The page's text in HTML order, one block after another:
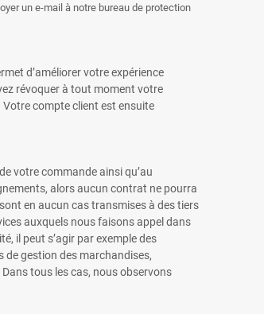
un e-mail à notre bureau de protection
d’améliorer votre expérience
révoquer à tout moment votre
compte client est ensuite
votre commande ainsi qu’au
alors aucun contrat ne pourra
en aucun cas transmises à des tiers
auxquels nous faisons appel dans
il peut s’agir par exemple des
de gestion des marchandises,
tous les cas, nous observons